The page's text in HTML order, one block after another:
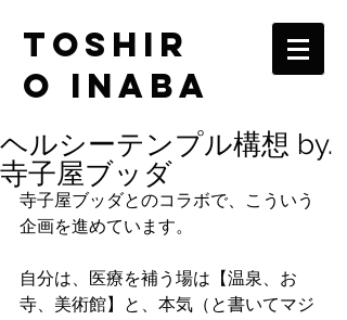
TOSHIR
O INABA
ヘルシーテンプル構想 by.
寺子屋ブッダ
寺子屋ブッダとのコラボで、こういう
企画を進めています。
自分は、医療を補う場は【温泉、お
寺、美術館】と、本気（と書いてマジ